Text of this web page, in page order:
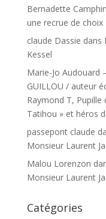
Bernadette Camphin
une recrue de choix
claude Dassie dans
Kessel
Marie-Jo Audouard
GUILLOU / auteur
Raymond T,
Tatihou » et héros
passepont claude
Monsieur Laurent
Malou Lorenzon
Monsieur Laurent
Catégories